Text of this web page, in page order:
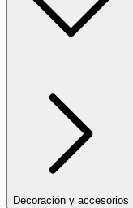
Decoración y accesorios